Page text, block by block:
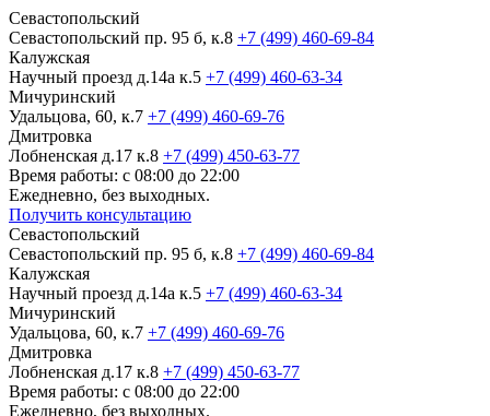
Севастопольский
Севастопольский пр. 95 б, к.8 +7 (499) 460-69-84
Калужская
Научный проезд д.14а к.5 +7 (499) 460-63-34
Мичуринский
Удальцова, 60, к.7 +7 (499) 460-69-76
Дмитровка
Лобненская д.17 к.8 +7 (499) 450-63-77
Время работы: с 08:00 до 22:00
Ежедневно, без выходных.
Получить консультацию
Севастопольский
Севастопольский пр. 95 б, к.8 +7 (499) 460-69-84
Калужская
Научный проезд д.14а к.5 +7 (499) 460-63-34
Мичуринский
Удальцова, 60, к.7 +7 (499) 460-69-76
Дмитровка
Лобненская д.17 к.8 +7 (499) 450-63-77
Время работы: с 08:00 до 22:00
Ежедневно, без выходных.